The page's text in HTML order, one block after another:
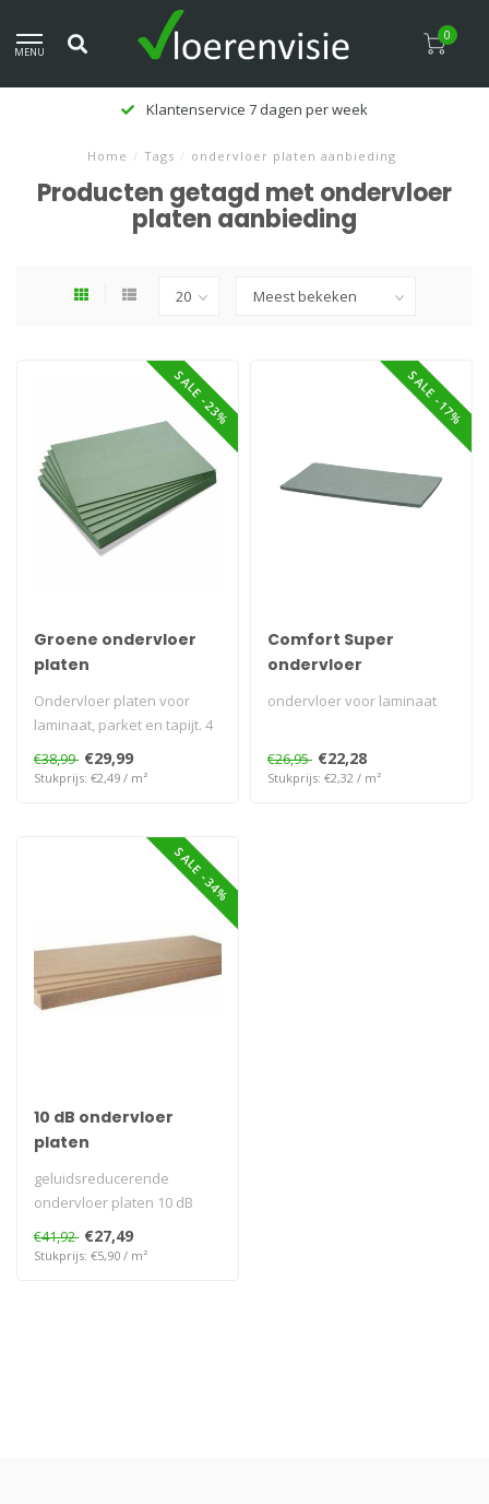
MENU
0
Klantenservice 7 dagen per week
Home / Tags / ondervloer platen aanbieding
Producten getagd met ondervloer
platen aanbieding
SALE -23%
Groene ondervloer
platen
Ondervloer platen voor
laminaat, parket en tapijt. 4
mm, 5 mm, 7 mm of 10 mm
dik..
€38,99 €29,99
Stukprijs: €2,49 / m²
SALE -17%
Comfort Super
ondervloer
ondervloer voor laminaat
€26,95 €22,28
Stukprijs: €2,32 / m²
SALE -34%
10 dB ondervloer
platen
geluidsreducerende
ondervloer platen 10 dB
goed egaliserend vermogen
makkelijk t..
€41,92 €27,49
Stukprijs: €5,90 / m²